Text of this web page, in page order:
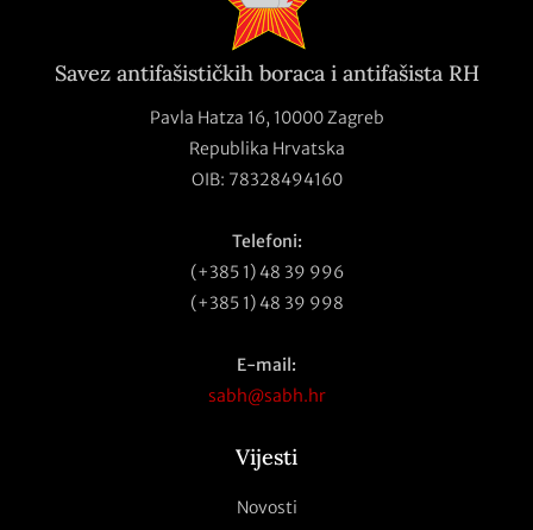
Savez antifašističkih boraca i antifašista RH
Pavla Hatza 16, 10000 Zagreb
Republika Hrvatska
OIB: 78328494160
Telefoni:
(+385 1) 48 39 996
(+385 1) 48 39 998
E-mail:
sabh@sabh.hr
Vijesti
Novosti